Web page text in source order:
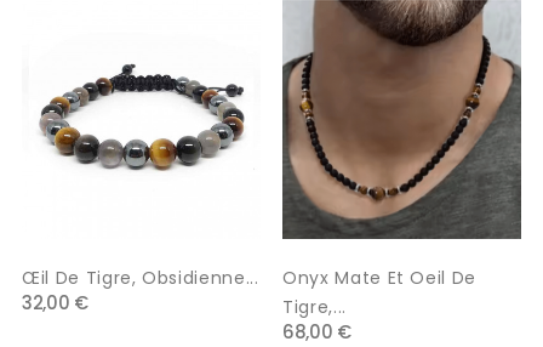
Œil De Tigre, Obsidienne...
32,00 €
Onyx Mate Et Oeil De
Tigre,...
68,00 €